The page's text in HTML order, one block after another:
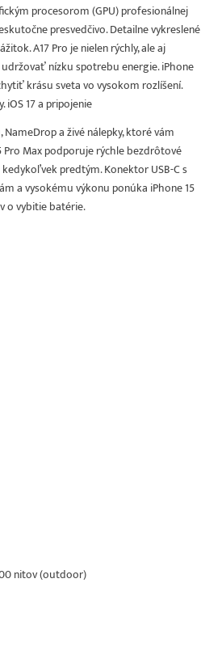
procesorom (GPU) profesionálnej
presvedčivo. Detailne vykreslené
A17 Pro je nielen rýchly, ale aj
nízku spotrebu energie. iPhone
krásu sveta vo vysokom rozlíšení.
17 a pripojenie
a živé nálepky, ktoré vám
Max podporuje rýchle bezdrôtové
predtým. Konektor USB-C s
a vysokému výkonu ponúka iPhone 15
o vybitie batérie.
nitov (outdoor)